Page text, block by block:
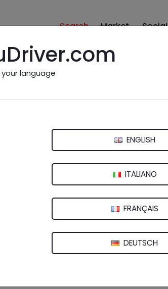
Search Market Social
Rent
De Dura
language
ENGLISH
ITALIANO
FRANÇAIS
DEUTSCH